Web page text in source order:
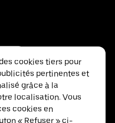
cookies tiers pour
pertinentes et
grâce à la
localisation. Vous
cookies en
« Refuser » ci-